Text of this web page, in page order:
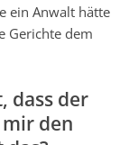
ein Anwalt hätte
Gerichte dem
dass der
den